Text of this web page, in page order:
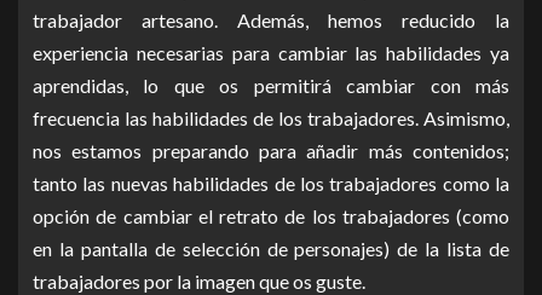
trabajador artesano. Además, hemos reducido la
experiencia necesarias para cambiar las habilidades ya
aprendidas, lo que os permitirá cambiar con más
frecuencia las habilidades de los trabajadores. Asimismo,
nos estamos preparando para añadir más contenidos;
tanto las nuevas habilidades de los trabajadores como la
opción de cambiar el retrato de los trabajadores (como
en la pantalla de selección de personajes) de la lista de
trabajadores por la imagen que os guste.